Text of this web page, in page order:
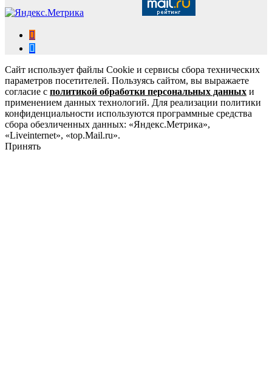
Сайт использует файлы Cookie и сервисы сбора технических
параметров посетителей. Пользуясь сайтом, вы выражаете
согласие с политикой обработки персональных данных и
применением данных технологий. Для реализации политики
конфиденциальности используются программные средства
сбора обезличенных данных: «Яндекс.Метрика»,
«Liveinternet», «top.Mail.ru».
Принять